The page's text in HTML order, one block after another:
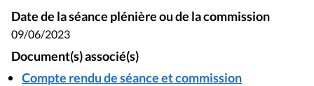
Date de la séance plénière ou de la commission
09/06/2023
Document(s) associé(s)
Compte rendu de séance et commission